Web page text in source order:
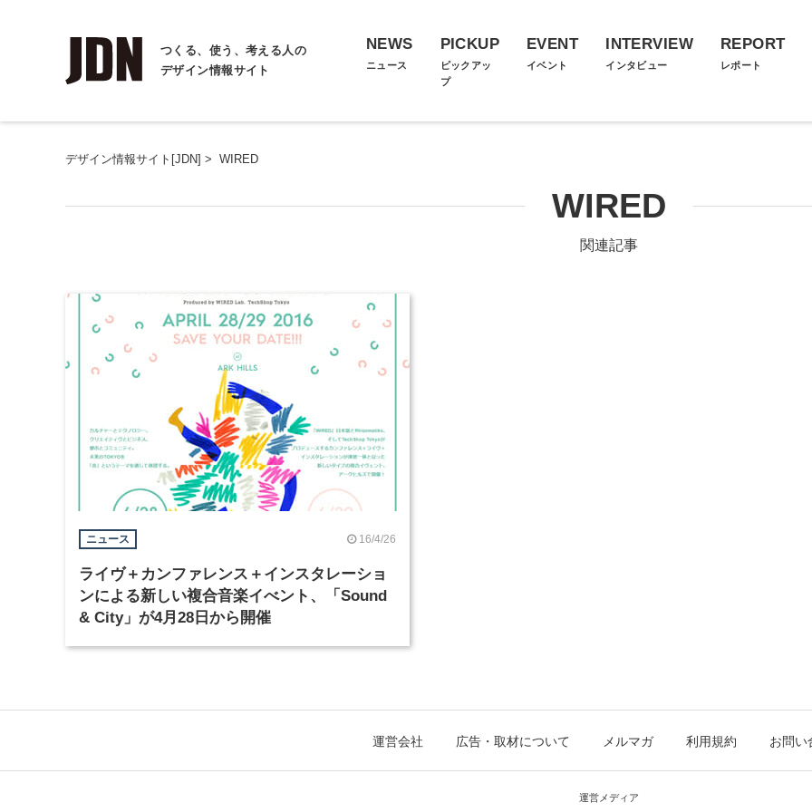
つくる、使う、考える人の
デザイン情報サイト
NEWS
ニュース
PICKUP
ピックアッ
プ
EVENT
イベント
INTERVIEW
インタビュー
REPORT
レポート
デザイン情報サイト[JDN] > WIRED
WIRED
関連記事
ニュース 16/4/26
ライヴ＋カンファレンス＋インスタレーショ
ンによる新しい複合音楽イべント、「Sound
& City」が4月28日から開催
運営会社 広告・取材について メルマガ 利用規約 お問い
運営メディア